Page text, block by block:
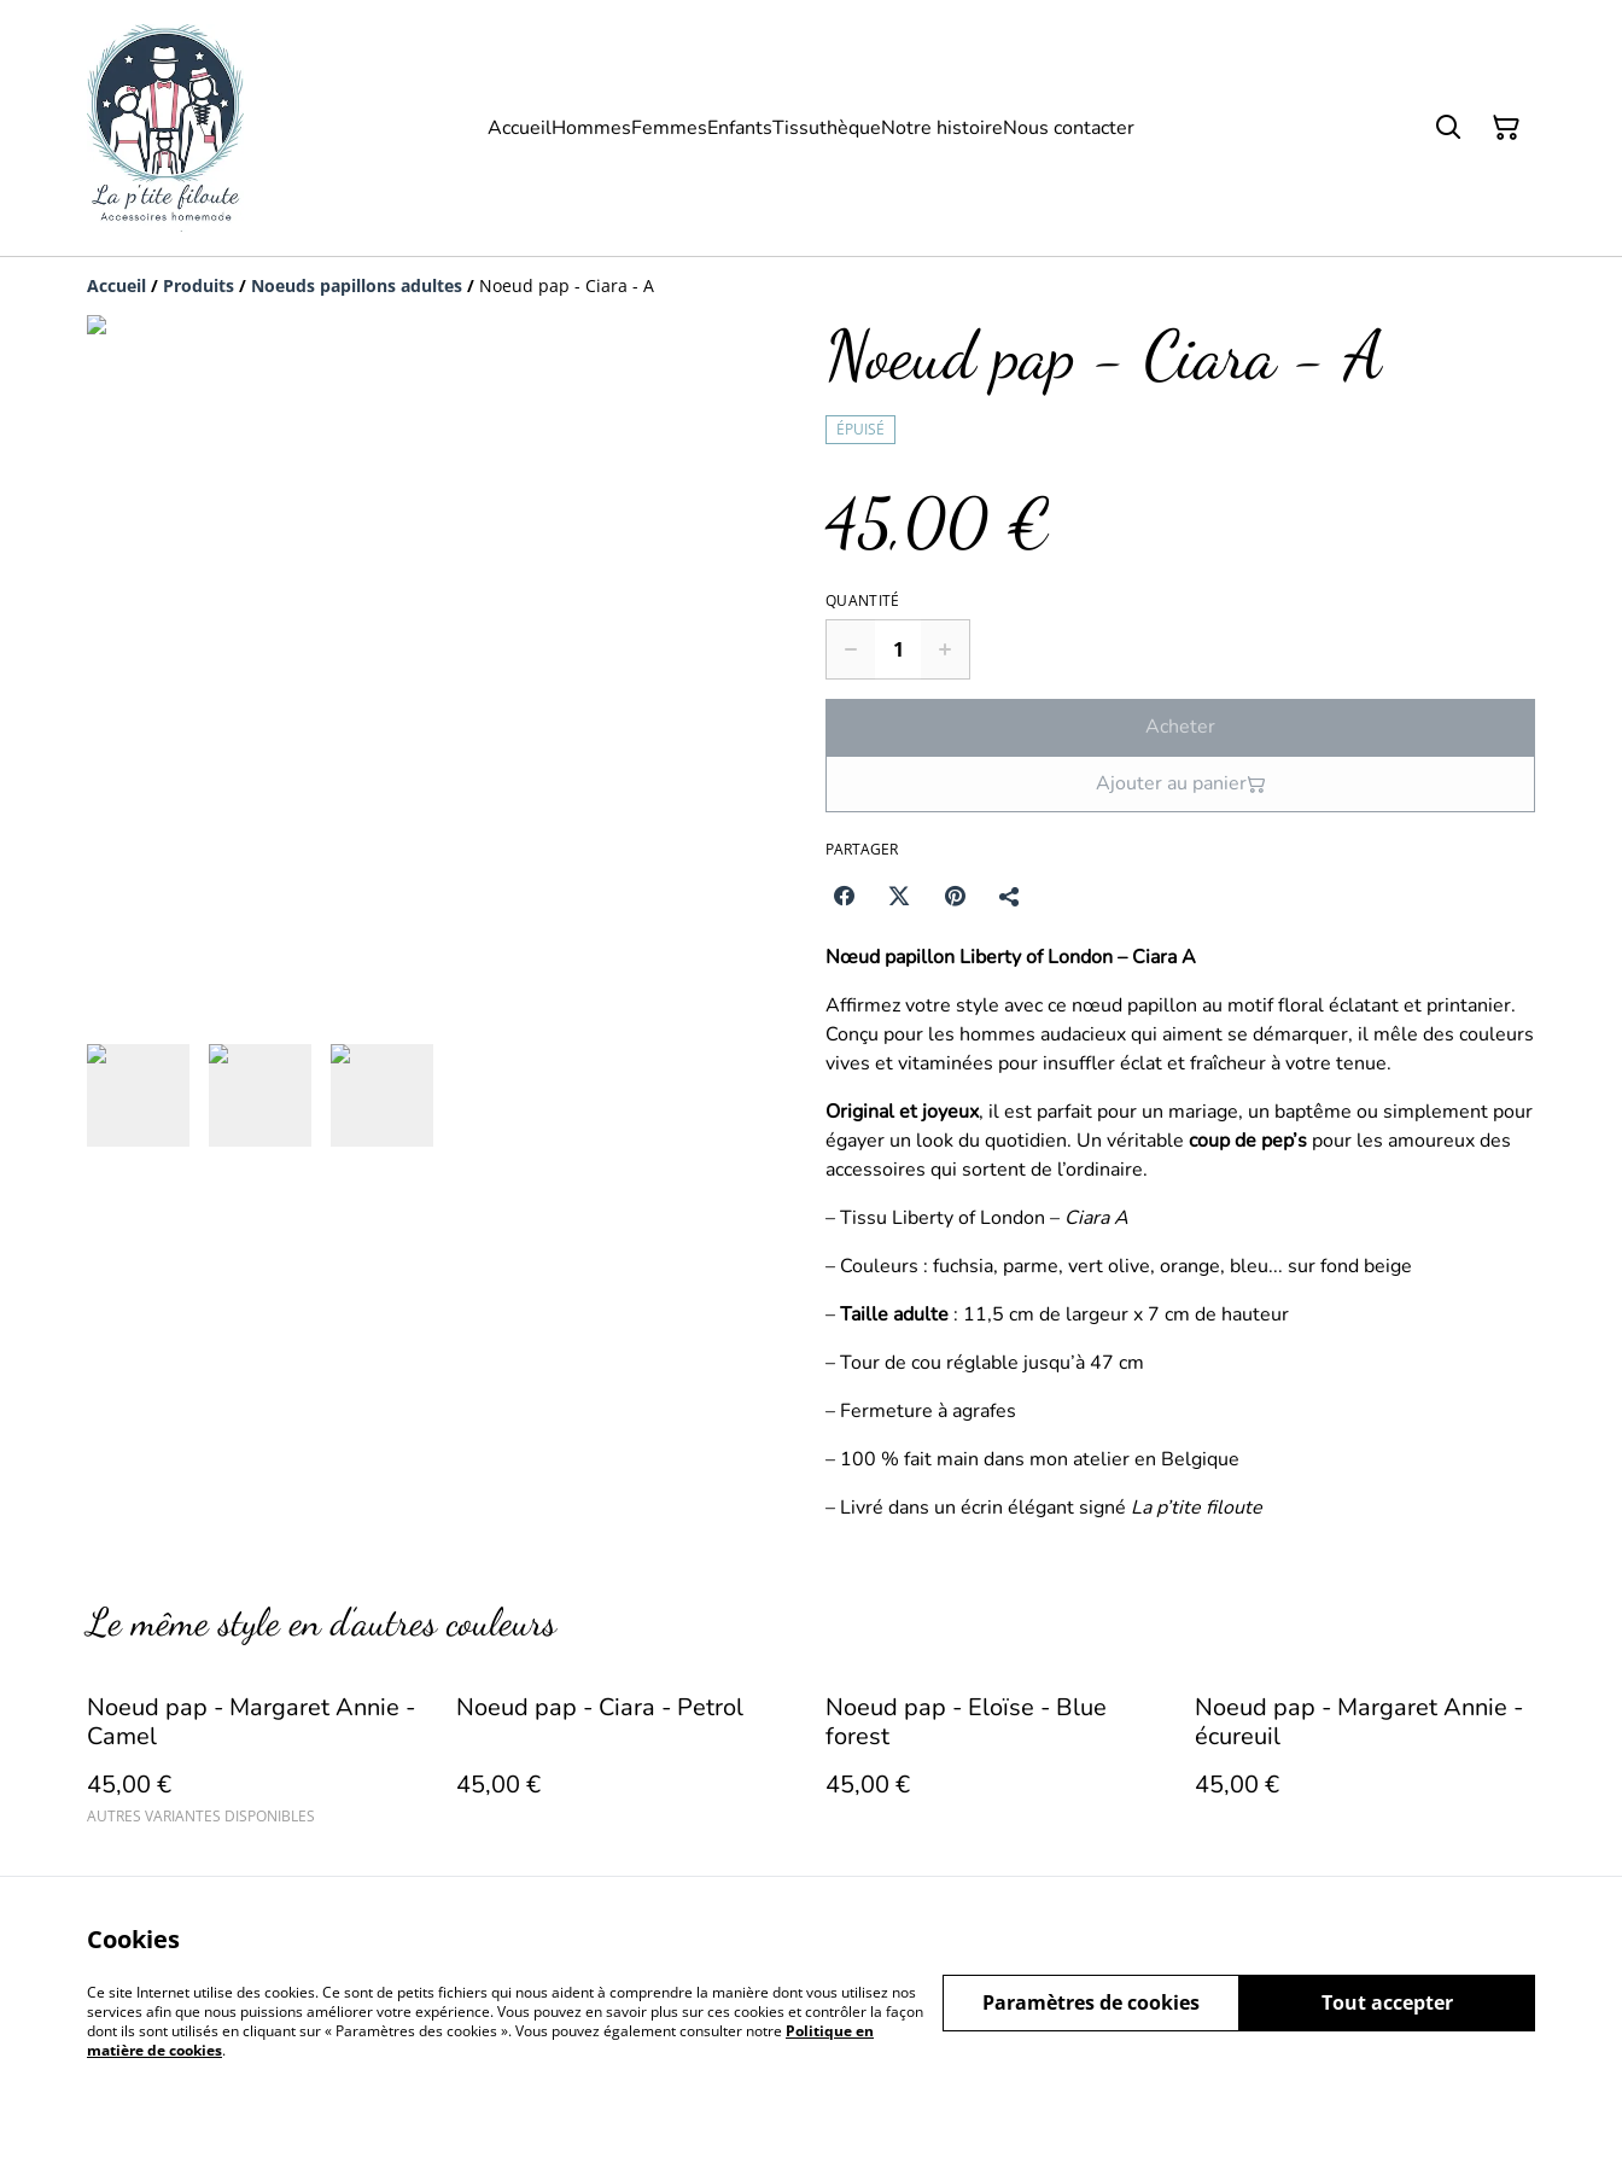
AccueilHommesFemmesEnfantsTissuthèqueNotre histoireNous contacter
Accueil / Produits / Noeuds papillons adultes / Noeud pap - Ciara - A
Noeud pap - Ciara - A
ÉPUISÉ
45,00 €
QUANTITÉ
Acheter
Ajouter au panier
PARTAGER
Nœud papillon Liberty of London – Ciara A
Affirmez votre style avec ce nœud papillon au motif floral éclatant et printanier.
Conçu pour les hommes audacieux qui aiment se démarquer, il mêle des couleurs
vives et vitaminées pour insuffler éclat et fraîcheur à votre tenue.
Original et joyeux, il est parfait pour un mariage, un baptême ou simplement pour
égayer un look du quotidien. Un véritable coup de pep’s pour les amoureux des
accessoires qui sortent de l’ordinaire.
– Tissu Liberty of London – Ciara A
– Couleurs : fuchsia, parme, vert olive, orange, bleu... sur fond beige
–Taille adulte : 11,5 cm de largeur x 7 cm de hauteur
– Tour de cou réglable jusqu’à 47 cm
– Fermeture à agrafes
– 100 % fait main dans mon atelier en Belgique
– Livré dans un écrin élégant signé La p’tite filoute
Le même style en d’autres couleurs
Noeud pap - Margaret Annie -
Camel
45,00 €
AUTRES VARIANTES DISPONIBLES
Noeud pap - Ciara - Petrol
45,00 €
Noeud pap - Eloïse - Blue
forest
45,00 €
Noeud pap - Margaret Annie -
écureuil
45,00 €
Conditions générales Politique de
confidentialité
Politique de cookies Contactez-nous
Cookies
Ce site Internet utilise des cookies. Ce sont de petits fichiers qui nous aident à comprendre la manière dont vous utilisez nos
services afin que nous puissions améliorer votre expérience. Vous pouvez en savoir plus sur ces cookies et contrôler la façon
dont ils sont utilisés en cliquant sur « Paramètres des cookies ». Vous pouvez également consulter notre Politique en
matière de cookies.
Tout accepter
Paramètres de cookies